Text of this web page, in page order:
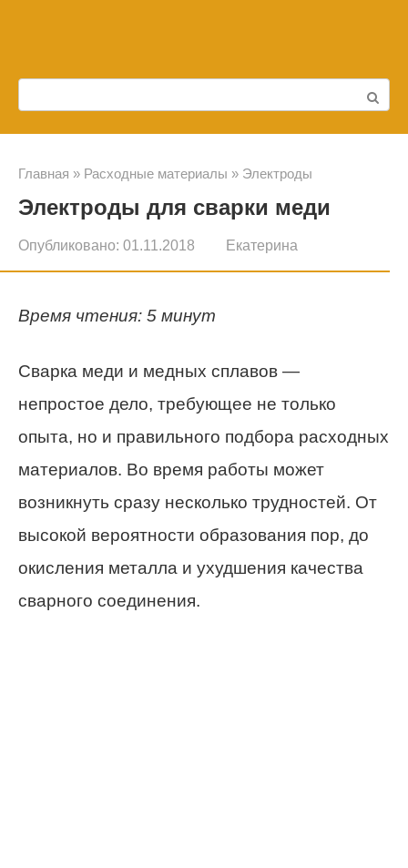
контенту
Главная » Расходные материалы » Электроды
Электроды для сварки меди
Опубликовано: 01.11.2018 Екатерина
Время чтения: 5 минут
Сварка меди и медных сплавов —
непростое дело, требующее не только
опыта, но и правильного подбора расходных
материалов. Во время работы может
возникнуть сразу несколько трудностей. От
высокой вероятности образования пор, до
окисления металла и ухудшения качества
сварного соединения.